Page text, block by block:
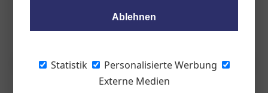
Ablehnen
Statistik
Personalisierte Werbung
Externe Medien